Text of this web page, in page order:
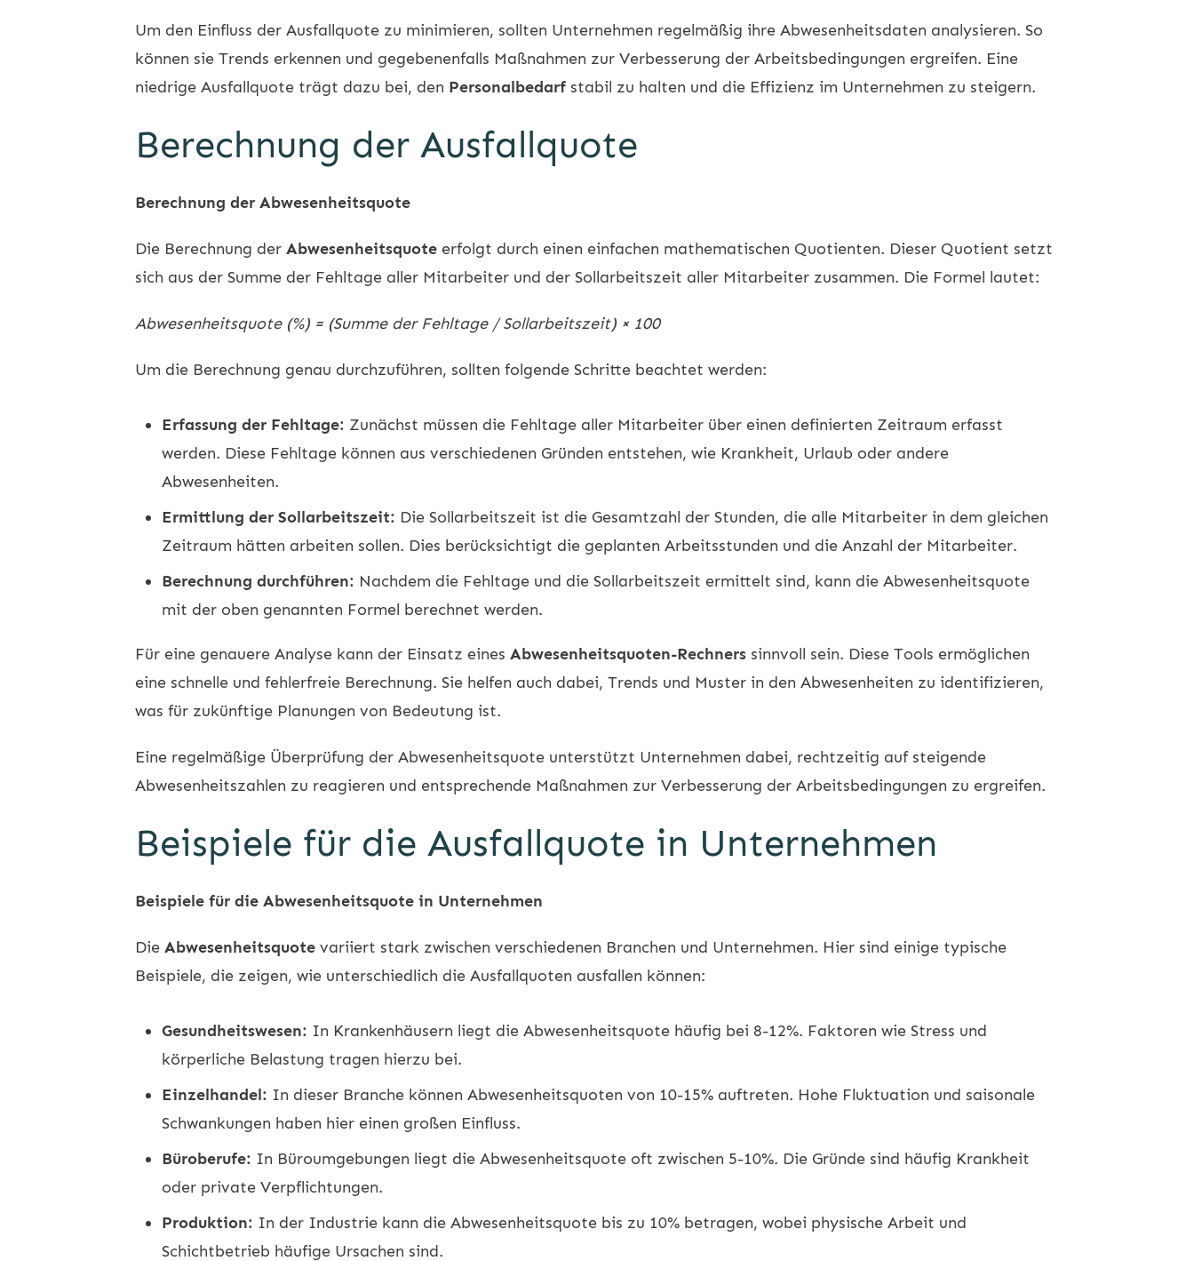
Um den Einfluss der Ausfallquote zu minimieren, sollten Unternehmen regelmäßig ihre Abwesenheitsdaten analysieren. So
können sie Trends erkennen und gegebenenfalls Maßnahmen zur Verbesserung der Arbeitsbedingungen ergreifen. Eine
niedrige Ausfallquote trägt dazu bei, den Personalbedarf stabil zu halten und die Effizienz im Unternehmen zu steigern.
Berechnung der Ausfallquote
Berechnung der Abwesenheitsquote
Die Berechnung der Abwesenheitsquote erfolgt durch einen einfachen mathematischen Quotienten. Dieser Quotient setzt
sich aus der Summe der Fehltage aller Mitarbeiter und der Sollarbeitszeit aller Mitarbeiter zusammen. Die Formel lautet:
Abwesenheitsquote (%) = (Summe der Fehltage / Sollarbeitszeit) × 100
Um die Berechnung genau durchzuführen, sollten folgende Schritte beachtet werden:
Erfassung der Fehltage: Zunächst müssen die Fehltage aller Mitarbeiter über einen definierten Zeitraum erfasst
werden. Diese Fehltage können aus verschiedenen Gründen entstehen, wie Krankheit, Urlaub oder andere
Abwesenheiten.
Ermittlung der Sollarbeitszeit: Die Sollarbeitszeit ist die Gesamtzahl der Stunden, die alle Mitarbeiter in dem gleichen
Zeitraum hätten arbeiten sollen. Dies berücksichtigt die geplanten Arbeitsstunden und die Anzahl der Mitarbeiter.
Berechnung durchführen: Nachdem die Fehltage und die Sollarbeitszeit ermittelt sind, kann die Abwesenheitsquote
mit der oben genannten Formel berechnet werden.
Für eine genauere Analyse kann der Einsatz eines Abwesenheitsquoten-Rechners sinnvoll sein. Diese Tools ermöglichen
eine schnelle und fehlerfreie Berechnung. Sie helfen auch dabei, Trends und Muster in den Abwesenheiten zu identifizieren,
was für zukünftige Planungen von Bedeutung ist.
Eine regelmäßige Überprüfung der Abwesenheitsquote unterstützt Unternehmen dabei, rechtzeitig auf steigende
Abwesenheitszahlen zu reagieren und entsprechende Maßnahmen zur Verbesserung der Arbeitsbedingungen zu ergreifen.
Beispiele für die Ausfallquote in Unternehmen
Beispiele für die Abwesenheitsquote in Unternehmen
Die Abwesenheitsquote variiert stark zwischen verschiedenen Branchen und Unternehmen. Hier sind einige typische
Beispiele, die zeigen, wie unterschiedlich die Ausfallquoten ausfallen können:
Gesundheitswesen: In Krankenhäusern liegt die Abwesenheitsquote häufig bei 8-12%. Faktoren wie Stress und
körperliche Belastung tragen hierzu bei.
Einzelhandel: In dieser Branche können Abwesenheitsquoten von 10-15% auftreten. Hohe Fluktuation und saisonale
Schwankungen haben hier einen großen Einfluss.
Büroberufe: In Büroumgebungen liegt die Abwesenheitsquote oft zwischen 5-10%. Die Gründe sind häufig Krankheit
oder private Verpflichtungen.
Produktion: In der Industrie kann die Abwesenheitsquote bis zu 10% betragen, wobei physische Arbeit und
Schichtbetrieb häufige Ursachen sind.